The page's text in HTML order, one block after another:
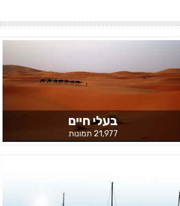
בעלי חיים
21,977 תמונות